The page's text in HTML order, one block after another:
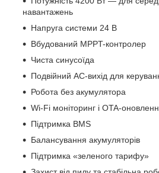
навантажень
Напруга системи 24 В
Вбудований MPPT-контролер
Чиста синусоїда
Подвійний AC-вихід для
Робота без акумулятора
Wi-Fi моніторинг і OTA-
Підтримка BMS
Балансування акумуляторів
Підтримка «зеленого тарифу»